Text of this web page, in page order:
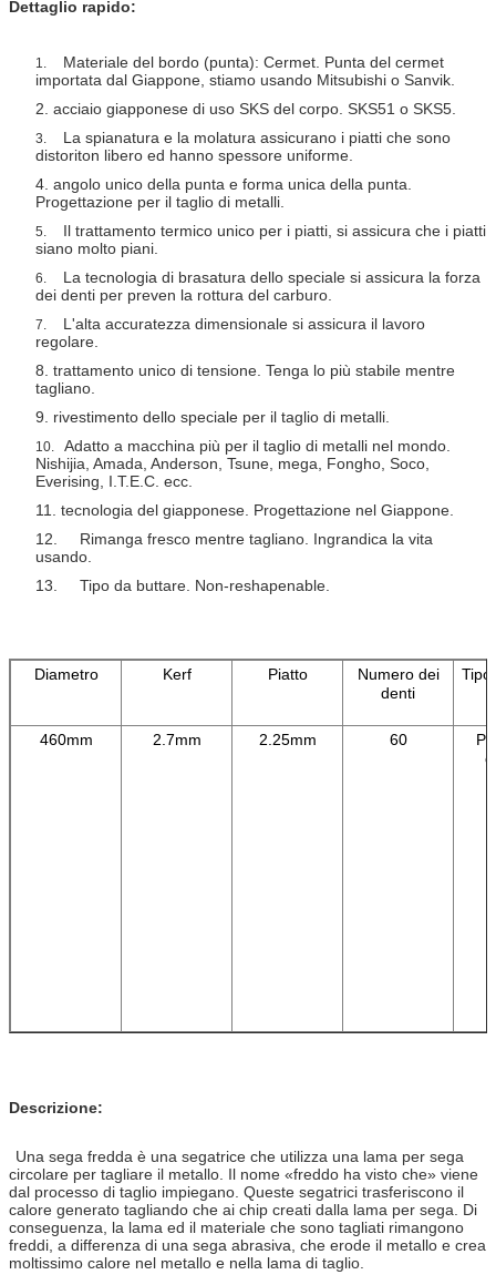
Dettaglio rapido:
1. Materiale del bordo (punta): Cermet. Punta del cermet
importata dal Giappone, stiamo usando Mitsubishi o Sanvik.
2. acciaio giapponese di uso SKS del corpo. SKS51 o SKS5.
3. La spianatura e la molatura assicurano i piatti che sono
distoriton libero ed hanno spessore uniforme.
4. angolo unico della punta e forma unica della punta.
Progettazione per il taglio di metalli.
5. Il trattamento termico unico per i piatti, si assicura che i piatti
siano molto piani.
6. La tecnologia di brasatura dello speciale si assicura la forza
dei denti per preven la rottura del carburo.
7. L'alta accuratezza dimensionale si assicura il lavoro
regolare.
8. trattamento unico di tensione. Tenga lo più stabile mentre
tagliano.
9. rivestimento dello speciale per il taglio di metalli.
10. Adatto a macchina più per il taglio di metalli nel mondo.
Nishijia, Amada, Anderson, Tsune, mega, Fongho, Soco,
Everising, I.T.E.C. ecc.
11. tecnologia del giapponese. Progettazione nel Giappone.
12. Rimanga fresco mentre tagliano. Ingrandica la vita
usando.
13. Tipo da buttare. Non-reshapenable.
Diametro Kerf Piatto
Numero dei
denti
Tipo
460mm 2.7mm 2.25mm 60
Descrizione:
Una sega fredda è una segatrice che utilizza una lama per sega
circolare per tagliare il metallo. Il nome «freddo ha visto che» viene
dal processo di taglio impiegano. Queste segatrici trasferiscono il
calore generato tagliando che ai chip creati dalla lama per sega. Di
conseguenza, la lama ed il materiale che sono tagliati rimangono
freddi, a differenza di una sega abrasiva, che erode il metallo e crea
moltissimo calore nel metallo e nella lama di taglio.